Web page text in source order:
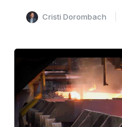
Cristi Dorombach